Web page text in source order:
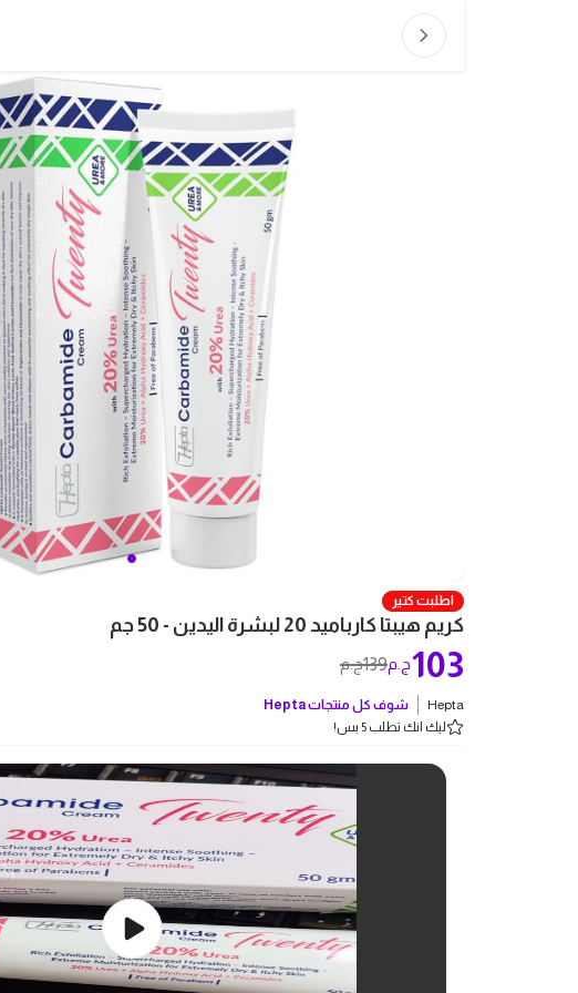
اطلبت كتير
كريم هيبتا كارباميد 20 لبشرة اليدين - 50 جم
139ج.م 103ج.م
Hepta شوف كل منتجاتHepta
ليك انك تطلب 5 بس!